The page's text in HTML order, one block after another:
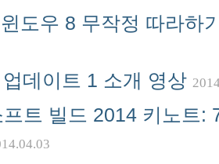
도우 8 무작정 따라하
데이트 1 소개 영상
트 빌드 2014 키노트: